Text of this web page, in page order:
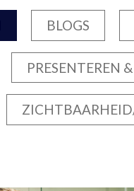
BLOGS
PRESENTEREN